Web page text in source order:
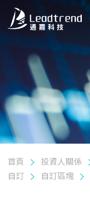
關於我們
產品
應用
品質政策
投資人關係
首頁 投資人關係
自訂
自訂區塊